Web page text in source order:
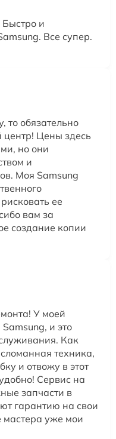
и
Все супер.
то обязательно
центр! Цены здесь
но они
и
Моя Samsung
ее
вам за
создание копии
У моей
и это
Как
техника,
и отвожу в этот
Сервис на
запчасти в
гарантию на свои
мастера уже мои